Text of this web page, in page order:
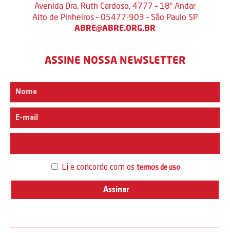
Avenida Dra. Ruth Cardoso, 4777 – 18º Andar
Alto de Pinheiros – 05477-903 – São Paulo SP
ABRE@ABRE.ORG.BR
ASSINE NOSSA NEWSLETTER
Li e concordo com os termos de uso